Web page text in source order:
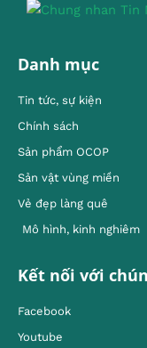
Danh mục
Tin tức, sự kiện
Chính sách
Sản phẩm OCOP
Sản vật vùng miền
Vẻ đẹp làng quê
Mô hình, kinh nghiêm
Kết nối với
Facebook
Youtube